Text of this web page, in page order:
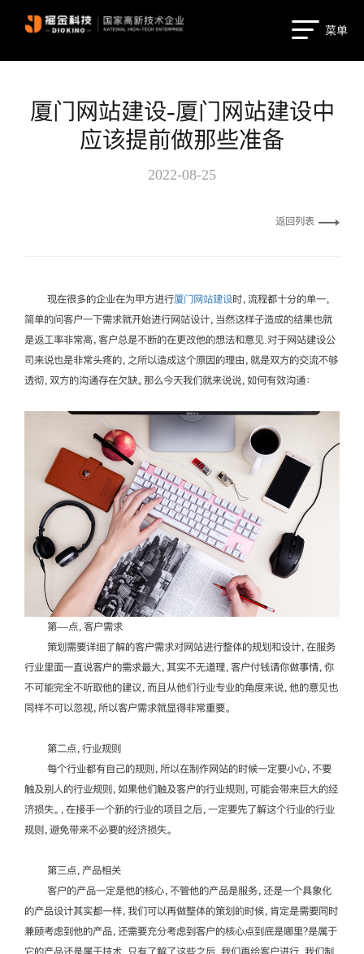
菜单
厦门网站建设-厦门网站建设中
应该提前做那些准备
2022-08-25
返回列表
现在很多的企业在为甲方进行厦门网站建设时，流程都十分的单一，
简单的问客户一下需求就开始进行网站设计，当然这样子造成的结果也就
是返工率非常高，客户总是不断的在更改他的想法和意见.对于网站建设公
司来说也是非常头疼的，之所以造成这个原因的理由，就是双方的交流不够
透彻，双方的沟通存在欠缺。那么今天我们就来说说，如何有效沟通：
第—点，客户需求
策划需要详细了解的客户需求对网站进行整体的规划和设计，在服务
行业里面一直说客户的需求最大，其实不无道理，客户付钱请你做事情，你
不可能完全不听取他的建议，而且从他们行业专业的角度来说，他的意见也
同样不可以忽视，所以客户需求就显得非常重要。
第二点，行业规则
每个行业都有自己的规则，所以在制作网站的时候一定要小心，不要
触及别人的行业规则，如果他们触及客户的行业规则，可能会带来巨大的经
济损失。，在接手一个新的行业的项目之后，一定要先了解这个行业的行业
规则，避免带来不必要的经济损失。
第三点，产品相关
客户的产品一定是他的核心，不管他的产品是服务，还是一个具象化
的产品设计其实都一样，我们可以再做整体的策划的时候，肯定是需要同时
兼顾考虑到他的产品，还需要充分考虑到客户的核心点到底是哪里?是属于
它的产品还是属于技术，只有了解了这些之后，我们再给客户进行，我们制